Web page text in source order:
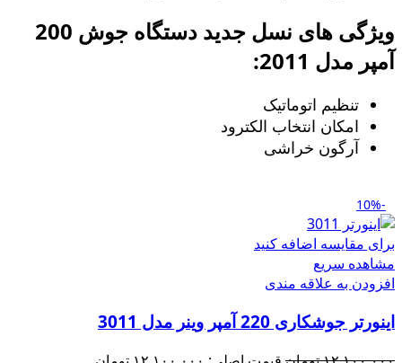
ویژگی های نسل جدید دستگاه جوش 200
آمپر مدل 2011:
تنظیم اتوماتیک
امکان انتخاب الکترود
آرگون خراشی
-10%
برای مقایسه اضافه کنید
مشاهده سریع
افزودن به علاقه مندی
اینورتر جوشکاری 220 آمپر وینر مدل 3011